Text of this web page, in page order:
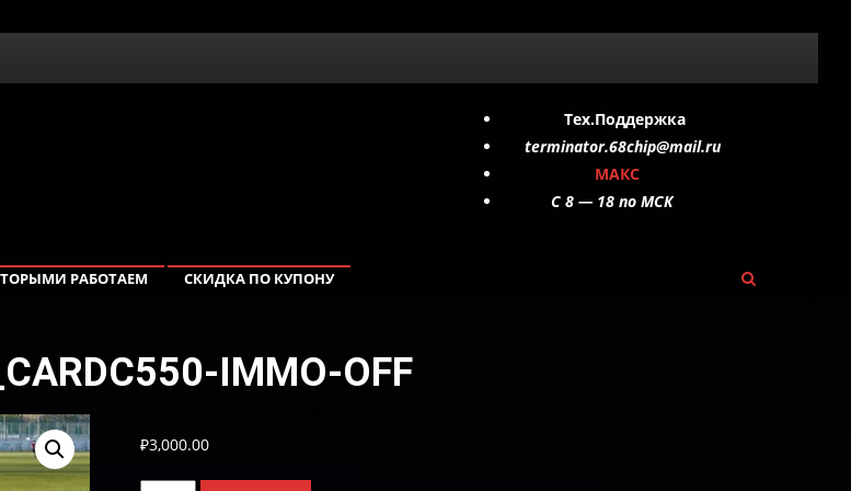
Тех.Поддержка
terminator.68chip@mail.ru
МАКС
C 8 — 18 по МСК
РАБОТАЕМ СКИДКА ПО КУПОНУ
IMMO-OFF
₽3,000.00